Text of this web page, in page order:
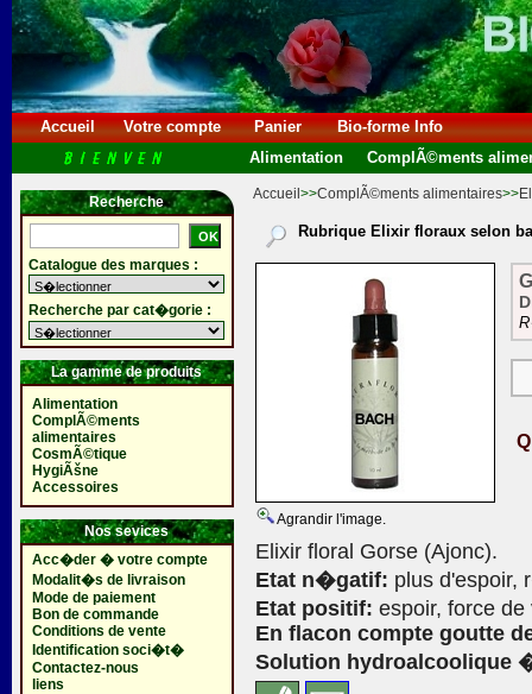
Accueil Votre compte Panier
Bio-forme Info
Alimentation
ComplÃ©ments
Recherche
Catalogue des marques :
Recherche par cat�gorie :
La gamme de produits
Alimentation
ComplÃ©ments
alimentaires
CosmÃ©tique
HygiÃšne
Accessoires
Nos sevices
Acc�der � votre compte
Modalit�s de livraison
Mode de paiement
Bon de commande
Conditions de vente
Identification soci�t�
Contactez-nous
liens
Accueil >>ComplÃ©ments alimentaires>>
Rubrique Elixir floraux selon
Agrandir l'image.
Elixir floral Gorse (Ajonc).
Etat n�gatif: plus d'espoir,
Etat positif: espoir, force
En flacon compte goutte
Solution hydroalcoolique